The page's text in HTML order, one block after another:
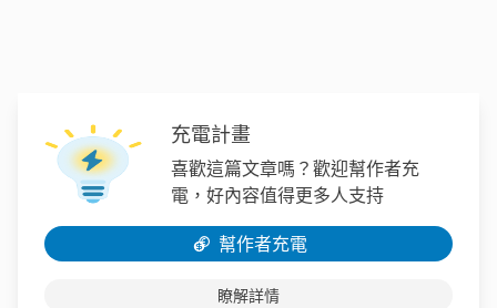
充電計畫
喜歡這篇文章嗎？歡迎幫作者充
電，好內容值得更多人支持
幫作者充電
瞭解詳情